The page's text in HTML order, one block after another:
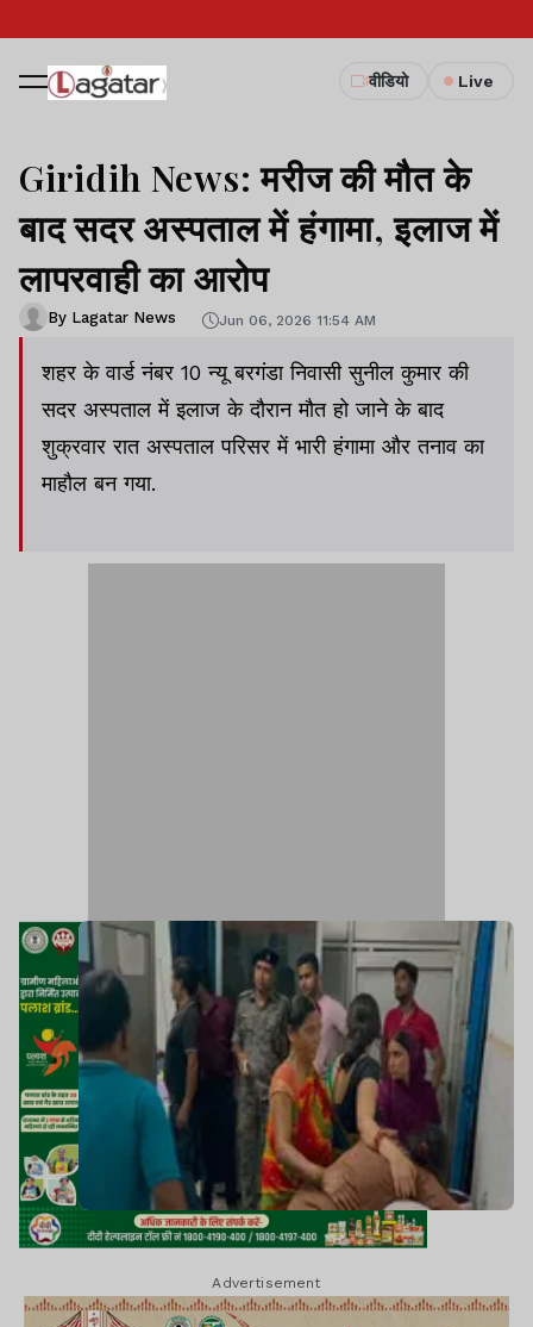
वीडियो Live
Giridih News: मरीज की मौत के
बाद सदर अस्पताल में हंगामा, इलाज में
लापरवाही का आरोप
By Lagatar News Jun 06, 2026 11:54 AM
शहर के वार्ड नंबर 10 न्यू बरगंडा निवासी सुनील कुमार की
सदर अस्पताल में इलाज के दौरान मौत हो जाने के बाद
शुक्रवार रात अस्पताल परिसर में भारी हंगामा और तनाव का
माहौल बन गया.
Advertisement